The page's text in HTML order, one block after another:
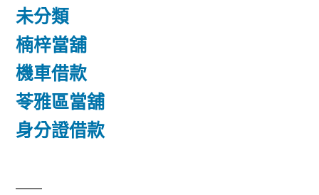
未分類
楠梓當舖
機車借款
苓雅區當舖
身分證借款